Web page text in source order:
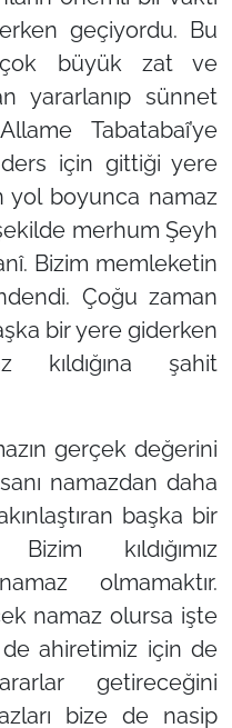
geçiyordu. Bu
büyük zat ve
yararlanıp sünnet
Tabatabaî’ye
için gittiği yere
yol boyunca namaz
şekilde merhum Şeyh
Bizim memleketin
Çoğu zaman
bir yere giderken
kıldığına şahit
gerçek değerini
namazdan daha
başka bir
kıldığımız
olmamaktır.
namaz olursa işte
ahiretimiz için de
getireceğini
bize de nasip